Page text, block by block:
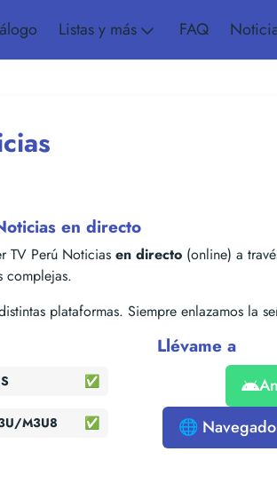
Listas y más FAQ
en directo
TV Perú Noticias en directo (online) a
complejas.
plataformas. Siempre enlazamos la
✅
M3U8 ✅
Llévame a
🌐